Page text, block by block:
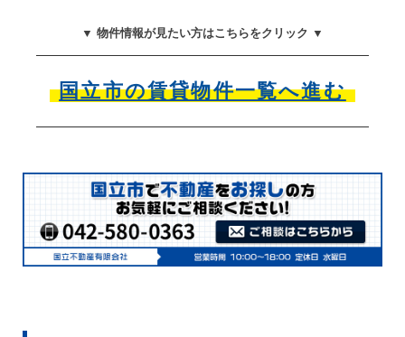
▼ 物件情報が見たい方はこちらをクリック ▼
国立市の賃貸物件一覧へ進む